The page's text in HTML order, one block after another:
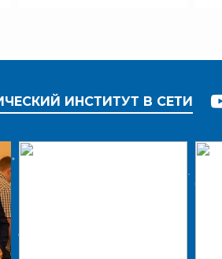
ИНСТИТУТ В СЕТИ